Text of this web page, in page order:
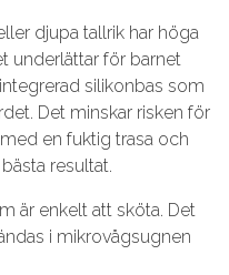
djupa tallrik har höga
underlättar för barnet
silikonbas som
Det minskar risken för
en fuktig trasa och
resultat.
är enkelt att sköta. Det
i mikrovågsugnen